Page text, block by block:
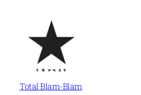
contenu
Total Blam-Blam